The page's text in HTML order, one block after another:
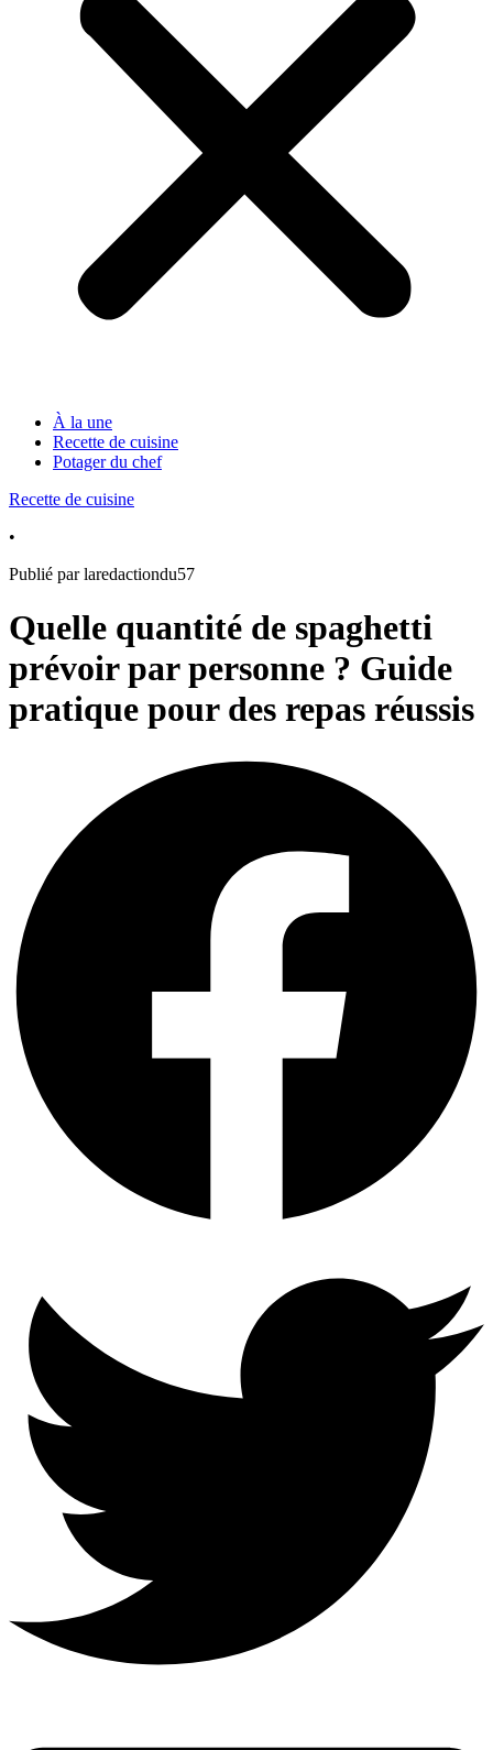
À la une
Recette de cuisine
Potager du chef
Recette de cuisine
•
Publié par laredactiondu57
Quelle quantité de spaghetti
prévoir par personne ? Guide
pratique pour des repas réussis